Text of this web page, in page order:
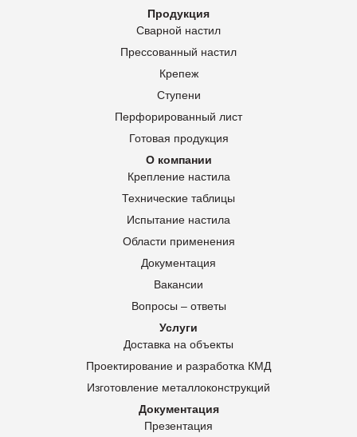
Продукция
Сварной настил
Прессованный настил
Крепеж
Ступени
Перфорированный лист
Готовая продукция
О компании
Крепление настила
Технические таблицы
Испытание настила
Области применения
Документация
Вакансии
Вопросы – ответы
Услуги
Доставка на объекты
Проектирование и разработка КМД
Изготовление металлоконструкций
Документация
Презентация